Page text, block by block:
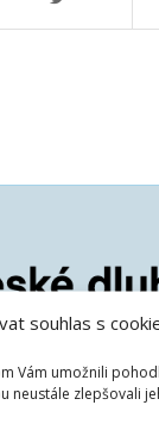
souhlas s
Vám umožnili
neustále zlepšovali
s.r.o.